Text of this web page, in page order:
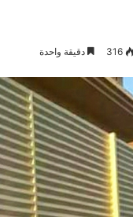
316 دقيقة واحدة